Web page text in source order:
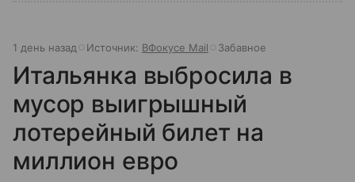
1 день назад Источник: ВФокусе Mail Забавное
Итальянка выбросила в
мусор выигрышный
лотерейный билет на
миллион евро